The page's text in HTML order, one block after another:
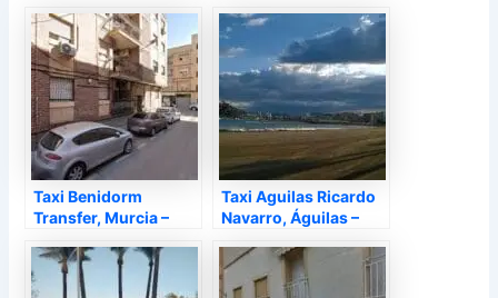
Águilas – Murcia
Taxi Benidorm
Transfer, Murcia –
Taxi Aguilas Ricardo
Navarro, Águilas –